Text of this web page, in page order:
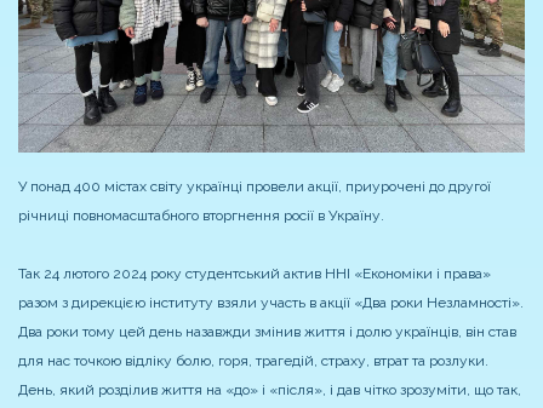
У понад 400 містах світу українці провели акції, приурочені до другої
річниці повномасштабного вторгнення росії в Україну.
Так 24 лютого 2024 року студентський актив ННІ «Економіки і права»
разом з дирекцією інституту взяли участь в акції «Два роки Незламності».
Два роки тому цей день назавжди змінив життя і долю українців, він став
для нас точкою відліку болю, горя, трагедій, страху, втрат та розлуки.
День, який розділив життя на «до» і «після», і дав чітко зрозуміти, що так,